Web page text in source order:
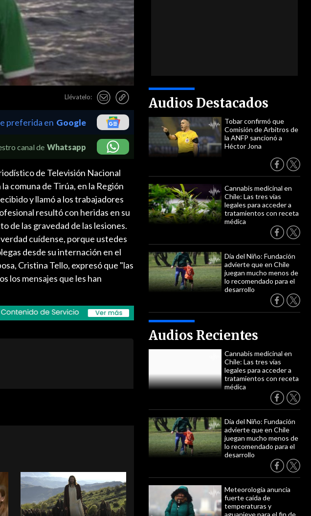
Llévatelo: Audios Destacados
Tobar confirmó que
Comisión de Arbitros de
la ANFP sancionó a
Héctor Jona
Cannabis medicinal en
Chile: Las tres vías
legales para acceder a
tratamientos con receta
médica
Día del Niño: Fundación
advierte que en Chile
juegan mucho menos de
lo recomendado para el
desarrollo
Audios Recientes
Cannabis medicinal en
Chile: Las tres vías
legales para acceder a
tratamientos con receta
médica
Día del Niño: Fundación
advierte que en Chile
juegan mucho menos de
lo recomendado para el
desarrollo
Meteorología anuncia
fuerte caída de
temperaturas y
aguanieve para el fin de
preferida en Google
canal de Whatsapp
de Televisión Nacional
comuna de Tirúa, en la Región
y llamó a los trabajadores
resultó con heridas en su
de las gravedad de las lesiones.
cuídense, porque ustedes
desde su internación en el
Cristina Tello, expresó que "las
los mensajes que les han